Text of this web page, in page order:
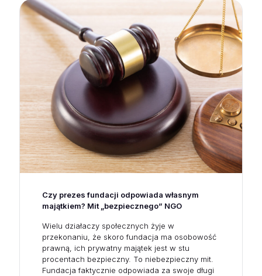
Czy prezes fundacji odpowiada własnym
majątkiem? Mit „bezpiecznego” NGO
Wielu działaczy społecznych żyje w
przekonaniu, że skoro fundacja ma osobowość
prawną, ich prywatny majątek jest w stu
procentach bezpieczny. To niebezpieczny mit.
Fundacja faktycznie odpowiada za swoje długi